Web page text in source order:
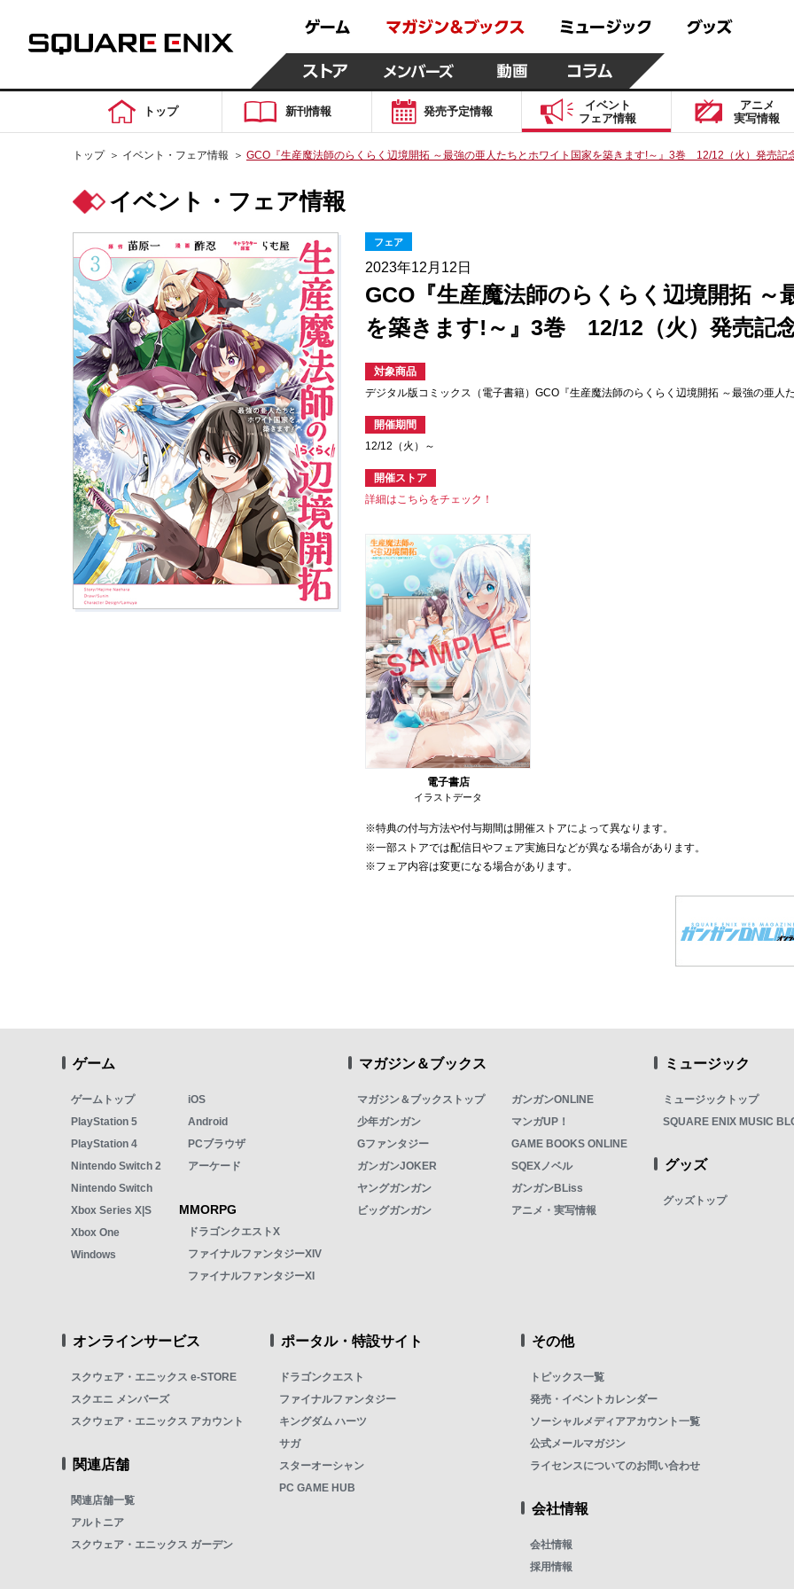
トップ 新刊情報 発売予定情報
イベント
フェア情報
アニメ
実写情報
トップ ＞ イベント・フェア情報 ＞ GCO『生産魔法師のらくらく辺境開拓 ～最強の亜人たちとホワイト国家を築きます!～』3巻 12/12（火）発売記
イベント・フェア情報
フェア
2023年12月12日
GCO『生産魔法師のらくらく辺境開拓
を築きます!～』3巻 12/12（火）発売記
対象商品
デジタル版コミックス（電子書籍）GCO『生産魔法師のらくらく辺境開拓 ～最強の亜人
開催期間
12/12（火）～
開催ストア
詳細はこちらをチェック！
電子書店
イラストデータ
※特典の付与方法や付与期間は開催ストアによって異なります。
※一部ストアでは配信日やフェア実施日などが異なる場合があります。
※フェア内容は変更になる場合があります。
ゲーム
ゲームトップ
PlayStation 5
PlayStation 4
Nintendo Switch 2
Nintendo Switch
Xbox Series X|S
Xbox One
Windows
iOS
Android
PCブラウザ
アーケード
MMORPG
ドラゴンクエストX
ファイナルファンタジーXIV
ファイナルファンタジーXI
マガジン＆ブックス
マガジン＆ブックストップ
少年ガンガン
Gファンタジー
ガンガンJOKER
ヤングガンガン
ビッグガンガン
ガンガンONLINE
マンガUP！
GAME BOOKS ONLINE
SQEXノベル
ガンガンBLiss
アニメ・実写情報
ミュージック
ミュージックトップ
SQUARE ENIX MUSIC
グッズ
グッズトップ
オンラインサービス
スクウェア・エニックス e-STORE
スクエニ メンバーズ
スクウェア・エニックス アカウント
関連店舗
関連店舗一覧
アルトニア
スクウェア・エニックス ガーデン
ポータル・特設サイト
ドラゴンクエスト
ファイナルファンタジー
キングダム ハーツ
サガ
スターオーシャン
PC GAME HUB
その他
トピックス一覧
発売・イベントカレンダー
ソーシャルメディアアカウント一覧
公式メールマガジン
ライセンスについてのお問い合わせ
会社情報
会社情報
採用情報